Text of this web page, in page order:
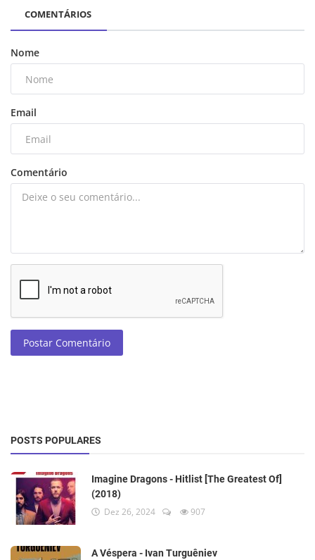
COMENTÁRIOS
Nome
Email
Comentário
Postar Comentário
POSTS POPULARES
Imagine Dragons - Hitlist [The Greatest Of]
(2018)
Dez 26, 2024 907
A Véspera - Ivan Turguêniev